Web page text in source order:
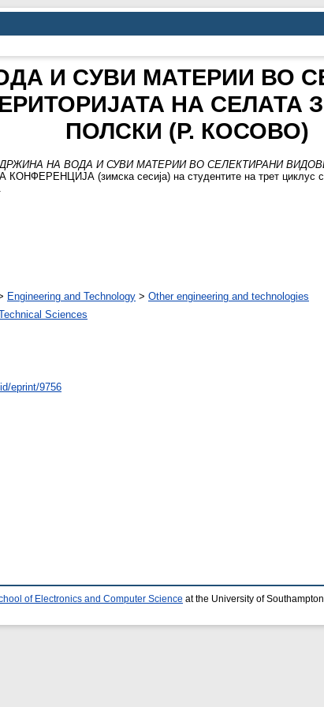
И СУВИ МАТЕРИИ ВО
НА СЕЛАТА
ПОЛСКИ (Р. КОСОВО)
НА ВОДА И СУВИ МАТЕРИИ ВО СЕЛЕКТИРАНИ
(зимска сесија) на студентите на трет циклус
Engineering and Technology > Other engineering and technologies
Sciences
eprint/9756
of Electronics and Computer Science at the University of Southampton.